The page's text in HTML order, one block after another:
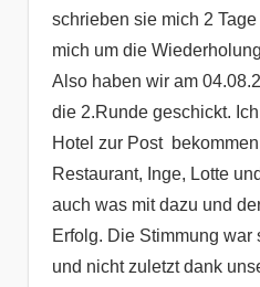
schrieben sie mich 2
mich um die
Also haben wir am
die 2.Runde geschickt.
Hotel zur Post
Restaurant, Inge, Lotte
auch was mit dazu und
Erfolg. Die Stimmung war
und nicht zuletzt dank